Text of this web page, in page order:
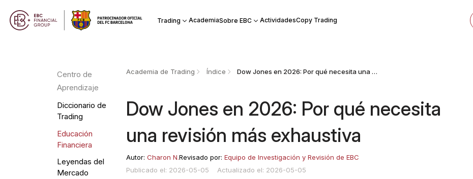
Trading AcademiaSobre EBC ActividadesCopy Trading
Centro de
Aprendizaje
Diccionario de
Trading
Educación
Financiera
Leyendas del
Mercado
Academia de Trading Índice Dow Jones en 2026: Por qué necesita una revisión más exhaustiva
Dow Jones en 2026: Por qué necesita
una revisión más exhaustiva
Autor:Charon N.Revisado por:Equipo de Investigación y Revisión de EBC
Publicado el: 2026-05-05
Actualizado el: 2026-05-05